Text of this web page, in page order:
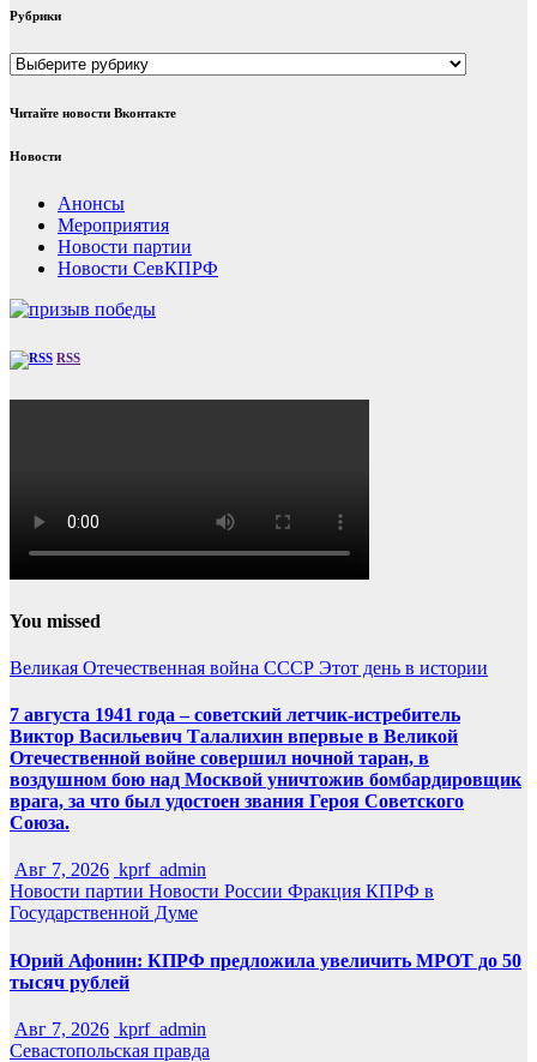
Рубрики
Рубрики
Читайте новости Вконтакте
Новости
Анонсы
Мероприятия
Новости партии
Новости СевКПРФ
RSS
You missed
Великая Отечественная война СССР Этот день в истории
7 августа 1941 года – советский летчик-истребитель
Виктор Васильевич Талалихин впервые в Великой
Отечественной войне совершил ночной таран, в
воздушном бою над Москвой уничтожив бомбардировщик
врага, за что был удостоен звания Героя Советского
Союза.
Авг 7, 2026 kprf_admin
Новости партии Новости России Фракция КПРФ в
Государственной Думе
Юрий Афонин: КПРФ предложила увеличить МРОТ до 50
тысяч рублей
Авг 7, 2026 kprf_admin
Севастопольская правда